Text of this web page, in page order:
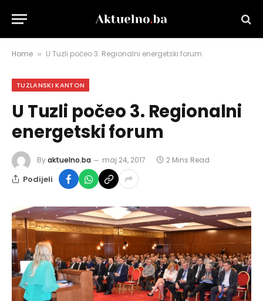
Home » U Tuzli počeo 3. Regionalni energetski forum
TUZLANSKI KANTON
U Tuzli počeo 3. Regionalni
energetski forum
Byaktuelno.ba maj 24, 2017 2 Mins Read
Podijeli